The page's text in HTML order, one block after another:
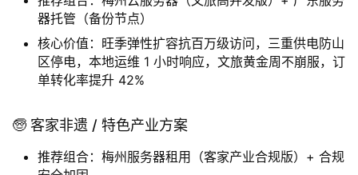
25% 成本
🏯 围龙屋 / 雁南飞文旅方案
推荐组合：梅州云服务器（文旅高并发版）+ 广东服务
核心价值：旺季弹性扩容抗百万级访问，三重供电防山
区停电，本地运维 1 小时响应，文旅黄金周不崩服，订
单转化率提升 42%